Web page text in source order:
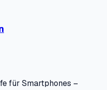
für Smartphones –